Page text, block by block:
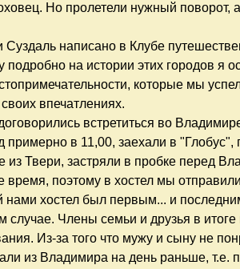
Но пролетели нужный поворот,
написано в Клубе
подробно на истории этих городов я
которые мы
впечатлениях.
встретиться во
примерно в 11,00, заехали в "Глобус",
из Твери, застряли в пробке перед
время, поэтому в хостел мы
хостел был первым... и
случае. Члены семьи и друзья в итоге
Из-за того что мужу и сыну не
из Владимира на день раньше, т.е.